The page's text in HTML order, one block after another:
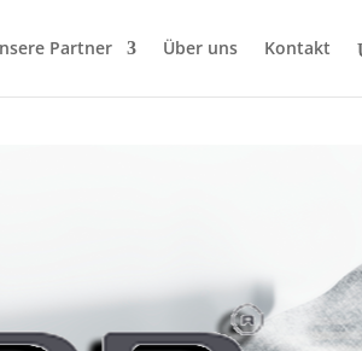
Partner Über uns Kontakt